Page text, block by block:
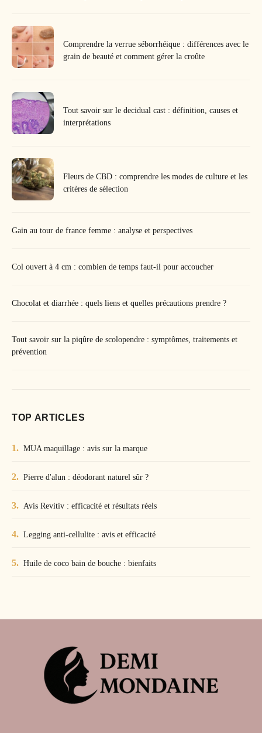
Comprendre la verrue séborrhéique : différences avec le
grain de beauté et comment gérer la croûte
Tout savoir sur le decidual cast : définition, causes et
interprétations
Fleurs de CBD : comprendre les modes de culture et les
critères de sélection
Gain au tour de france femme : analyse et perspectives
Col ouvert à 4 cm : combien de temps faut-il pour accoucher
Chocolat et diarrhée : quels liens et quelles précautions prendre ?
Tout savoir sur la piqûre de scolopendre : symptômes, traitements et
prévention
TOP ARTICLES
MUA maquillage : avis sur la marque
Pierre d'alun : déodorant naturel sûr ?
Avis Revitiv : efficacité et résultats réels
Legging anti-cellulite : avis et efficacité
Huile de coco bain de bouche : bienfaits